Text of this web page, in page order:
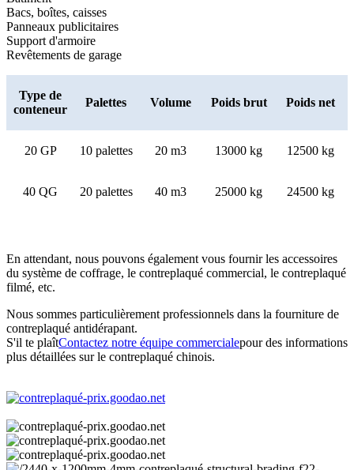
Bacs, boîtes, caisses
Panneaux publicitaires
Support d'armoire
Revêtements de garage
Type de
conteneur
Palettes Volume Poids brut Poids net
20 GP 10 palettes 20 m3 13000 kg 12500 kg
40 QG 20 palettes 40 m3 25000 kg 24500 kg
En attendant, nous pouvons également vous fournir les accessoires
du système de coffrage, le contreplaqué commercial, le contreplaqué
filmé, etc.
Nous sommes particulièrement professionnels dans la fourniture de
contreplaqué antidérapant.
S'il te plaîtContactez notre équipe commercialepour des informations
plus détaillées sur le contreplaqué chinois.